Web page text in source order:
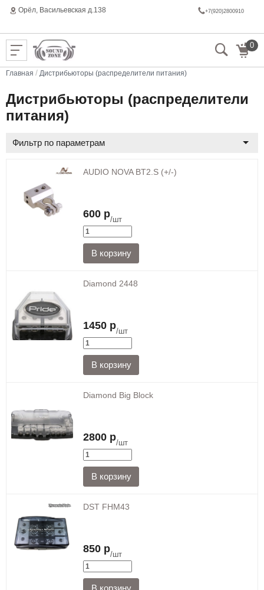
Орёл, Васильeвская д.138 +7(920)2800910
0
Главная / Дистрибьюторы (распределители питания)
Дистрибьюторы (распределители
питания)
Фильтр по параметрам
AUDIO NOVA BT2.S (+/-)
600 р/шт
Diamond 2448
1450 р/шт
Diamond Big Block
2800 р/шт
DST FHM43
850 р/шт